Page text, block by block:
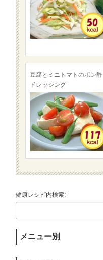
豆腐とミニトマトのポン酢
ドレッシング
健康レシピ内検索:
メニュー別